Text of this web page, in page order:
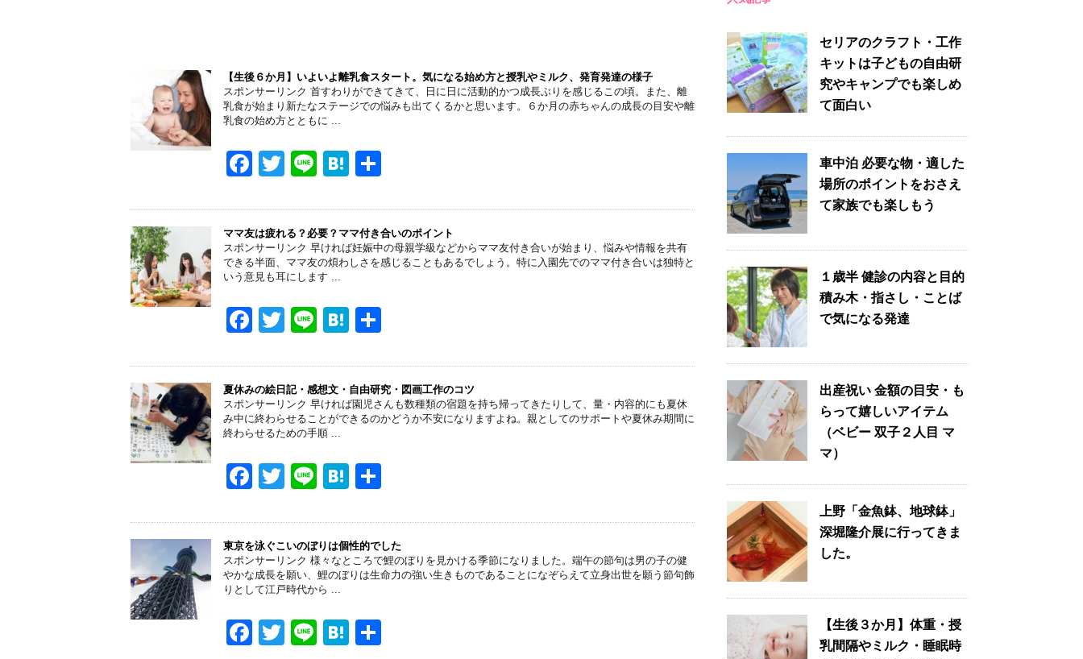
【生後６か月】いよいよ離乳食スタート。気になる始め方と授乳やミルク、発育発達の様子
スポンサーリンク 首すわりができてきて、日に日に活動的かつ成長ぶりを感じるこの頃。また、離
乳食が始まり新たなステージでの悩みも出てくるかと思います。６か月の赤ちゃんの成長の目安や離
乳食の始め方とともに ...
F
c
e
b
o
T
tt
er
Li
e
H
e
n
a
ママ友は疲れる？必要？ママ付き合いのポイント
スポンサーリンク 早ければ妊娠中の母親学級などからママ友付き合いが始まり、悩みや情報を共有
できる半面、ママ友の煩わしさを感じることもあるでしょう。特に入園先でのママ付き合いは独特と
いう意見も耳にします ...
F
c
e
b
o
T
tt
er
Li
e
H
e
n
a
夏休みの絵日記・感想文・自由研究・図画工作のコツ
スポンサーリンク 早ければ園児さんも数種類の宿題を持ち帰ってきたりして、量・内容的にも夏休
み中に終わらせることができるのかどうか不安になりますよね。親としてのサポートや夏休み期間に
終わらせるための手順 ...
F
c
e
b
o
T
tt
er
Li
e
H
e
n
a
東京を泳ぐこいのぼりは個性的でした
スポンサーリンク 様々なところで鯉のぼりを見かける季節になりました。端午の節句は男の子の健
やかな成長を願い、鯉のぼりは生命力の強い生きものであることになぞらえて立身出世を願う節句飾
りとして江戸時代から ...
F
T
Li
H
セリアのクラフト・工作
キットは子どもの自由研
究やキャンプでも楽しめ
て面白い
車中泊 必要な物・適した
場所のポイントをおさえ
て家族でも楽しもう
１歳半 健診の内容と目的
積み木・指さし・ことば
で気になる発達
出産祝い 金額の目安・も
らって嬉しいアイテム
（ベビー 双子２人目 マ
マ）
上野「金魚鉢、地球鉢」
深堀隆介展に行ってきま
した。
【生後３か月】体重・授
乳間隔やミルク・睡眠時